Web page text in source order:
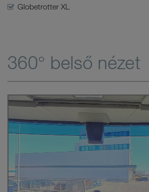
Globetrotter XL
360° belső nézet